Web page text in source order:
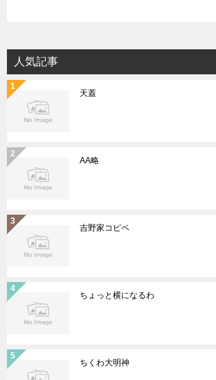
人気記事
天蓋
AA略
吉野家コピペ
ちょっと横になるわ
ちくわ大明神